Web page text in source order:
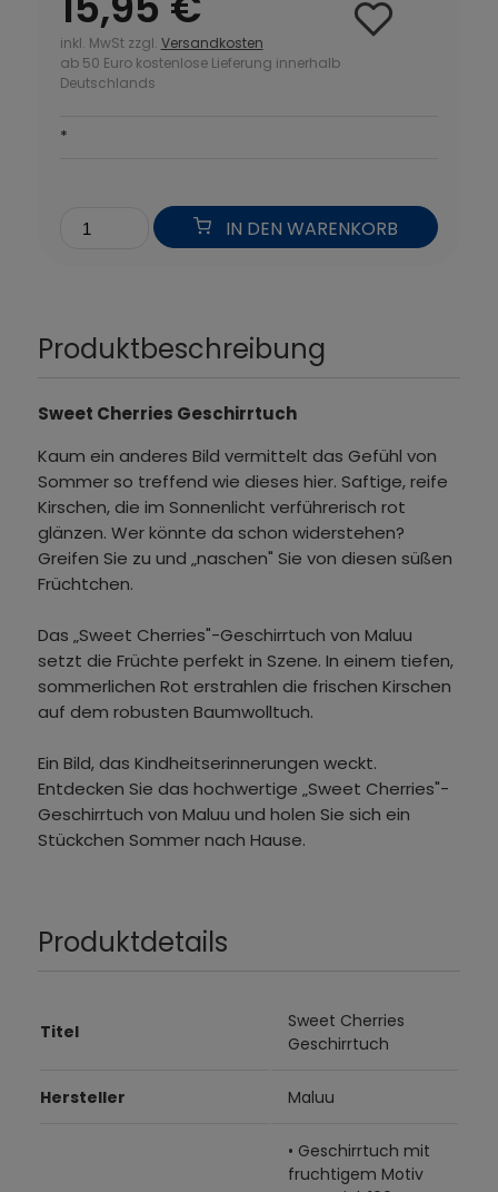
inkl. MwSt zzgl. Versandkosten
ab 50 Euro kostenlose Lieferung innerhalb
Deutschlands
*
IN DEN WARENKORB
Produktbeschreibung
Sweet Cherries Geschirrtuch
Kaum ein anderes Bild vermittelt das Gefühl von
Sommer so treffend wie dieses hier. Saftige, reife
Kirschen, die im Sonnenlicht verführerisch rot
glänzen. Wer könnte da schon widerstehen?
Greifen Sie zu und „naschen" Sie von diesen süßen
Früchtchen.
Das „Sweet Cherries"-Geschirrtuch von Maluu
setzt die Früchte perfekt in Szene. In einem tiefen,
sommerlichen Rot erstrahlen die frischen Kirschen
auf dem robusten Baumwolltuch.
Ein Bild, das Kindheitserinnerungen weckt.
Entdecken Sie das hochwertige „Sweet Cherries"-
Geschirrtuch von Maluu und holen Sie sich ein
Stückchen Sommer nach Hause.
Produktdetails
Titel
Sweet Cherries
Geschirrtuch
Hersteller Maluu
• Geschirrtuch mit
fruchtigem Motiv